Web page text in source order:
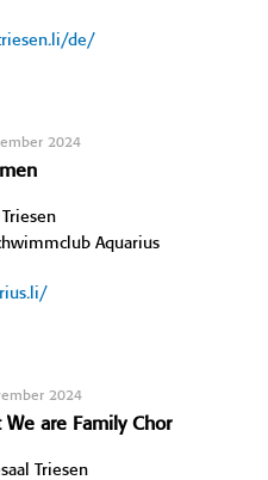
de/
2024
Aquarius
2024
We are Family Chor
Triesen